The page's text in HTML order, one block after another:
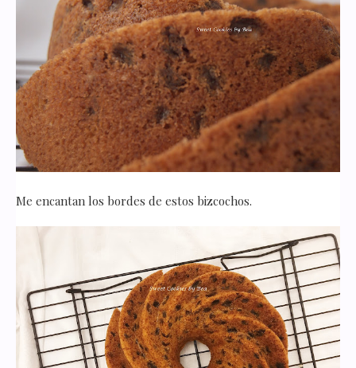
Me encantan los bordes de estos bizcochos.